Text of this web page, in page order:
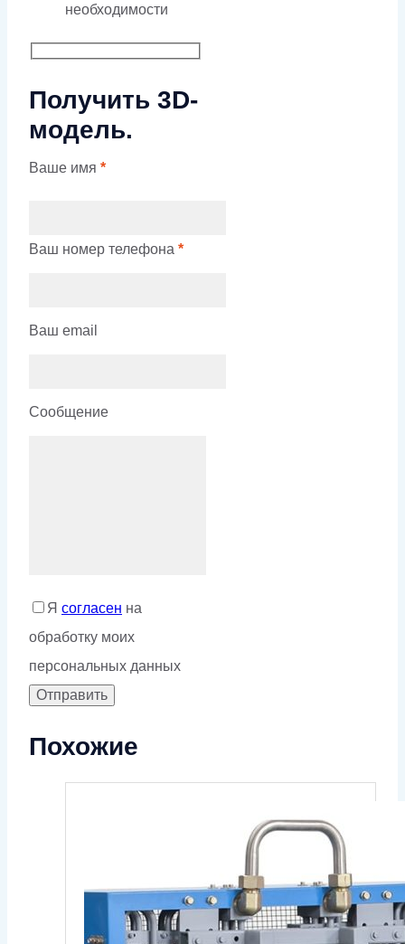
необходимости
Получить 3D-
модель.
Ваше имя *
Ваш номер телефона *
Ваш email
Сообщение
Я согласен на
обработку моих
персональных данных
Похожие